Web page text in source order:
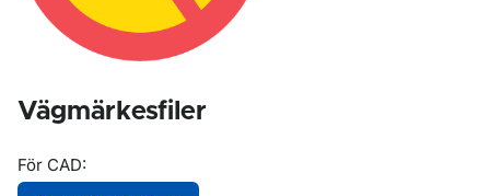
Vägmärkesfiler
För CAD: